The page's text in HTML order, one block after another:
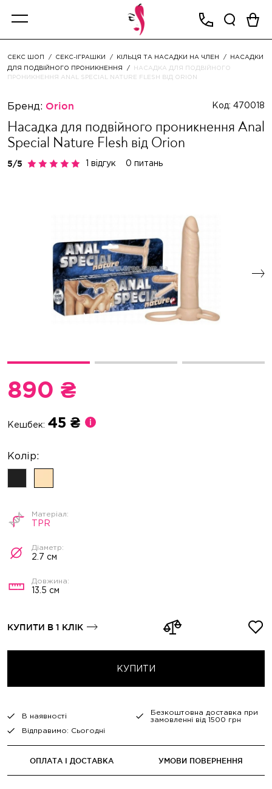
СЕКС ШОП СЕКС-ІГРАШКИ КІЛЬЦЯ ТА НАСАДКИ НА ЧЛЕН
НАСАДКИ
ДЛЯ ПОДВІЙНОГО ПРОНИКНЕННЯ
НАСАДКА ДЛЯ ПОДВІЙНОГО
ПРОНИКНЕННЯ ANAL SPECIAL NATURE FLESH ВІД ORION
Бренд: Orion Код: 470018
Насадка для подвійного проникнення Anal
Special Nature Flesh від Orion
1 відгук 0 питань
890 ₴
Кешбек: 45 ₴
КУПИТИ
КУПИТИ В 1 КЛІК
TPR
2.7 см
13.5 см
В наявності
Безкоштовна доставка при
замовленні від 1500 грн
Відправимо: Сьогодні
ОПЛАТА І ДОСТАВКА УМОВИ ПОВЕРНЕННЯ